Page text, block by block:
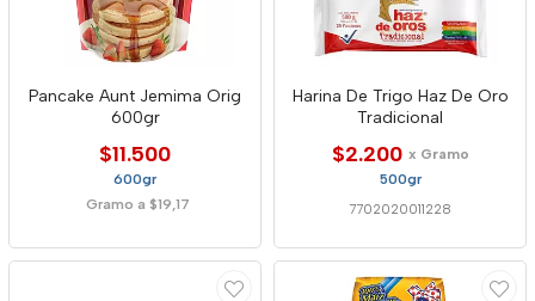
Pancake Aunt Jemima Orig
600gr
$11.500
600gr
Gramo a $19,17
Harina De Trigo Haz De Oro
Tradicional
$2.200 x Gramo
500gr
7702020011228